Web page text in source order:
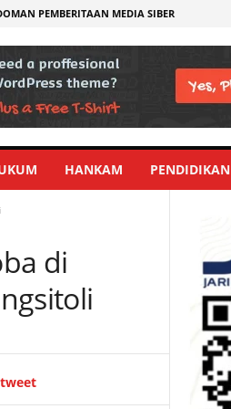
PEMBERITAAN MEDIA SIBER
HANKAM PENDIDIKAN
di
tweet